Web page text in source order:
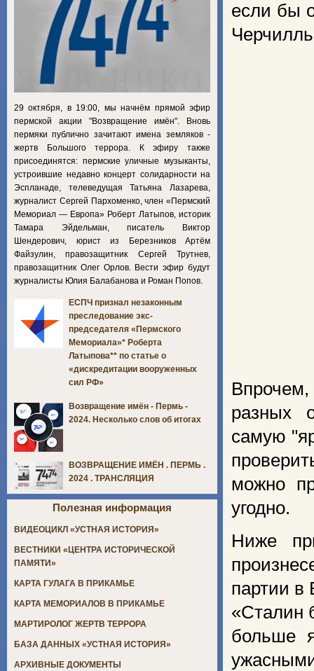
если бы
разных
самую
можно
угодно.
Ниже
партии в
«Сталин
больше
29 октября, в 19:00, мы начнём прямой эфир
пермской акции "Возвращение имён". Вновь
пермяки публично зачитают имена земляков -
жертв Большого террора. К эфиру также
присоединятся: пермские уличные музыканты,
устроившие недавно концерт солидарности на
Эспланаде, телеведущая Татьяна Лазарева,
журналист Сергей Пархоменко, член «Пермский
Мемориал — Европа» Роберт Латыпов, историк
Тамара Эйдельман, писатель Виктор
Шендерович, юрист из Березников Артём
Файзулин, правозащитник Сергей Трутнев,
правозащитник Олег Орлов. Вести эфир будут
журналисты Юлия Балабанова и Роман Попов.
ЕСПЧ признал незаконным
преследование экс-
председателя «Пермского
Мемориала»* Роберта
Латыпова** по статье о
«дискредитации вооруженных
сил РФ»
Возвращение имён - Пермь -
2024. Несколько слов об итогах
ВОЗВРАЩЕНИЕ ИМЁН . ПЕРМЬ .
2024 . ТРАНСЛЯЦИЯ
Полезная информация
ВИДЕОЦИКЛ «УСТНАЯ ИСТОРИЯ»
ВЕСТНИКИ «ЦЕНТРА ИСТОРИЧЕСКОЙ
ПАМЯТИ»
КАРТА ГУЛАГА В ПРИКАМЬЕ
КАРТА МЕМОРИАЛОВ В ПРИКАМЬЕ
МАРТИРОЛОГ ЖЕРТВ ТЕРРОРА
БАЗА ДАННЫХ «УСТНАЯ ИСТОРИЯ»
АРХИВНЫЕ ДОКУМЕНТЫ